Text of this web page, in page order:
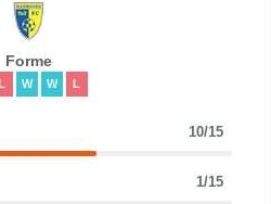
Forme
L W W L
10/15
1/15